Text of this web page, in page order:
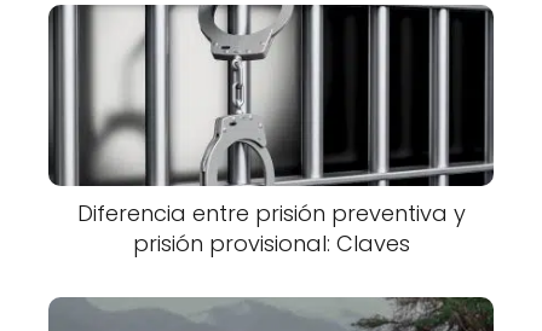
Diferencia entre prisión preventiva y
prisión provisional: Claves